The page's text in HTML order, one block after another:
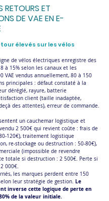
RETOURS ET
DE VAE EN E-
élevés sur les vélos
de vélos électriques enregistre des
à 15% selon les canaux et les
VAE vendus annuellement, 80 à 150
principales : défaut constaté à la
déréglé, rayure, batterie
client (taille inadaptée,
des attentes), erreur de commande.
un cauchemar logistique et
2 500€ qui revient coûte : frais de
120€), traitement logistique
re-stockage ou destruction : 50-80€),
(impossible de revendre
totale si destruction : 2 500€. Perte si
000€.
les marques perdent entre 150
leur stratégie de gestion. Le
inverse cette logique de perte en
de la valeur initiale.